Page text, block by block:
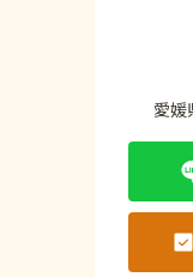
愛媛